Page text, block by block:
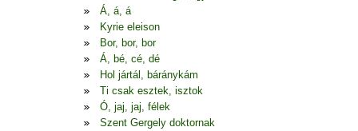
Á, á, á
Kyrie eleison
Bor, bor, bor
Á, bé, cé, dé
Hol jártál, báránykám
Ti csak esztek, isztok
Ó, jaj, jaj, félek
Szent Gergely doktornak